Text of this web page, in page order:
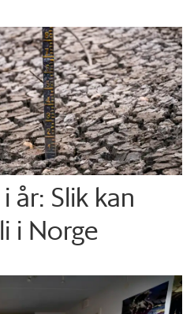
år: Slik kan
i Norge